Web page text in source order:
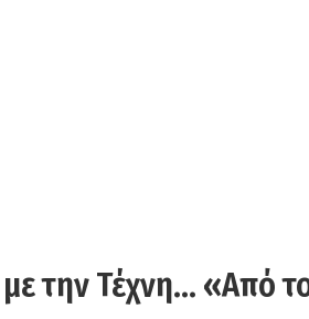
με την Τέχνη… «Από